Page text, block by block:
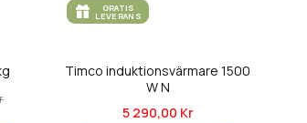
GRATIS
LEVERANS
Timco induktionsvärmare 1500
W N
5 290,00 Kr